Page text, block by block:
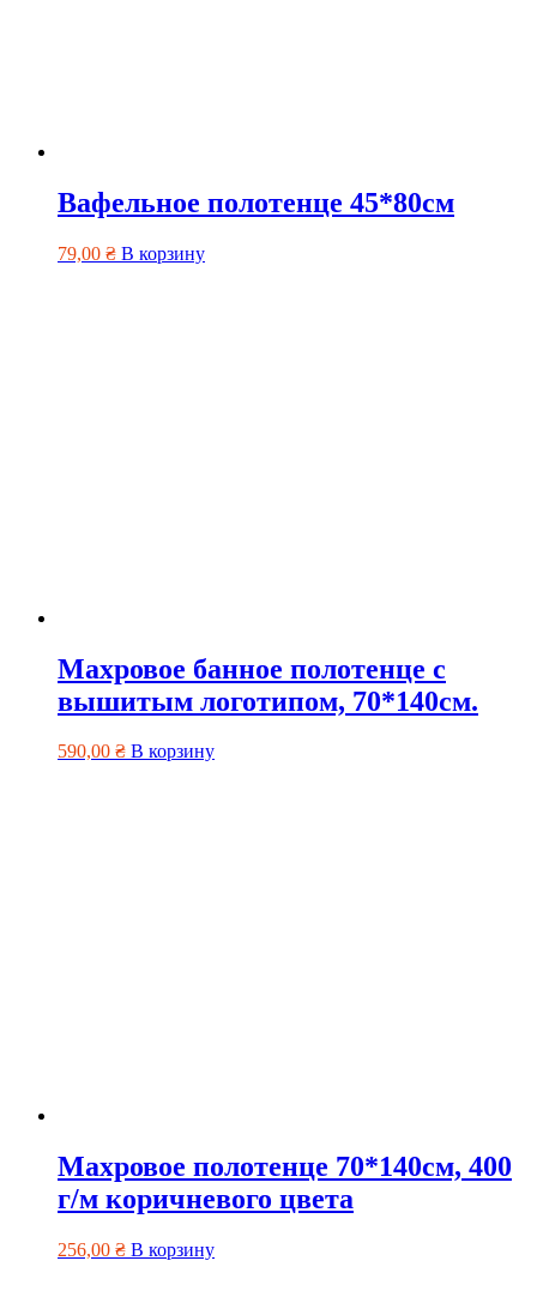
Вафельное полотенце 45*80см
79,00 ₴ В корзину
Махровое банное полотенце с
вышитым логотипом, 70*140см.
590,00 ₴ В корзину
Махровое полотенце 70*140см, 400
г/м коричневого цвета
256,00 ₴ В корзину